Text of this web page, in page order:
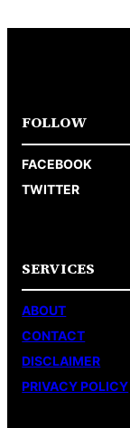
FOLLOW
FACEBOOK
TWITTER
SERVICES
ABOUT
CONTACT
DISCLAIMER
PRIVACY POLICY